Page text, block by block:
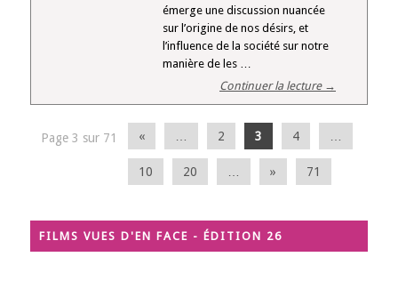
émerge une discussion nuancée
sur l’origine de nos désirs, et
l’influence de la société sur notre
manière de les …
Continuer la lecture →
Page 3 sur 71 « 2 3 4
10 20 » 71
FILMS VUES D'EN FACE - ÉDITION 26